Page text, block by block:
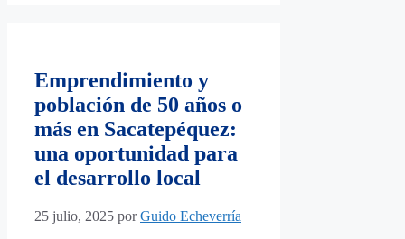
Emprendimiento y
población de 50 años o
más en Sacatepéquez:
una oportunidad para
el desarrollo local
25 julio, 2025 porGuido Echeverría